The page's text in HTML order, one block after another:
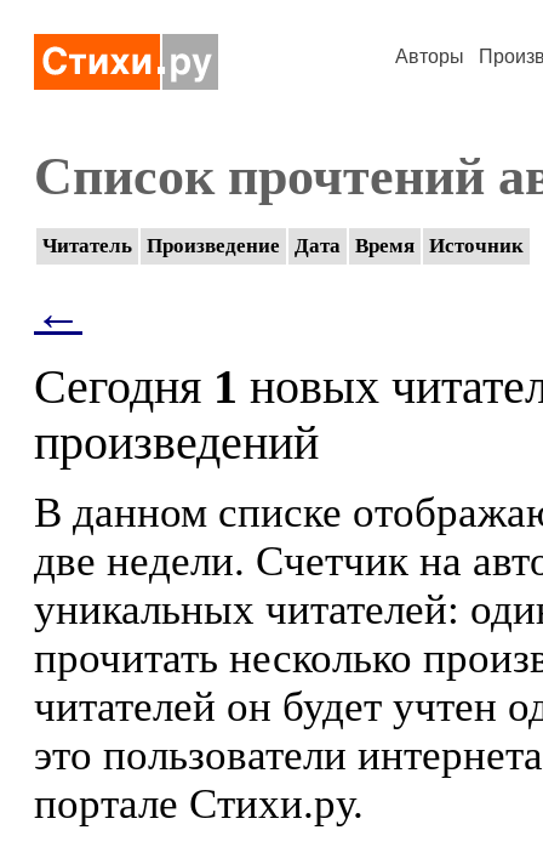
Авторы
Список прочтений
Читатель Произведение Дата Время Источник
←
Сегодня 1 новых
произведений
В данном списке
две недели. Счетчик на
уникальных читателей:
прочитать несколько
читателей он будет учтен
это пользователи
портале Стихи.ру.